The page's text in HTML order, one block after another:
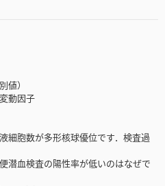
値）
動因子
細胞数が多形核球優位です．検査過
潜血検査の陽性率が低いのはなぜで